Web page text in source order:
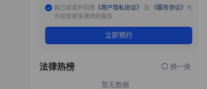
我已阅读并同意 《用户隐私协议》 及 《服务协议》 允
许接受更多律师的服务
立即预约
法律热榜 换一换
暂无数据